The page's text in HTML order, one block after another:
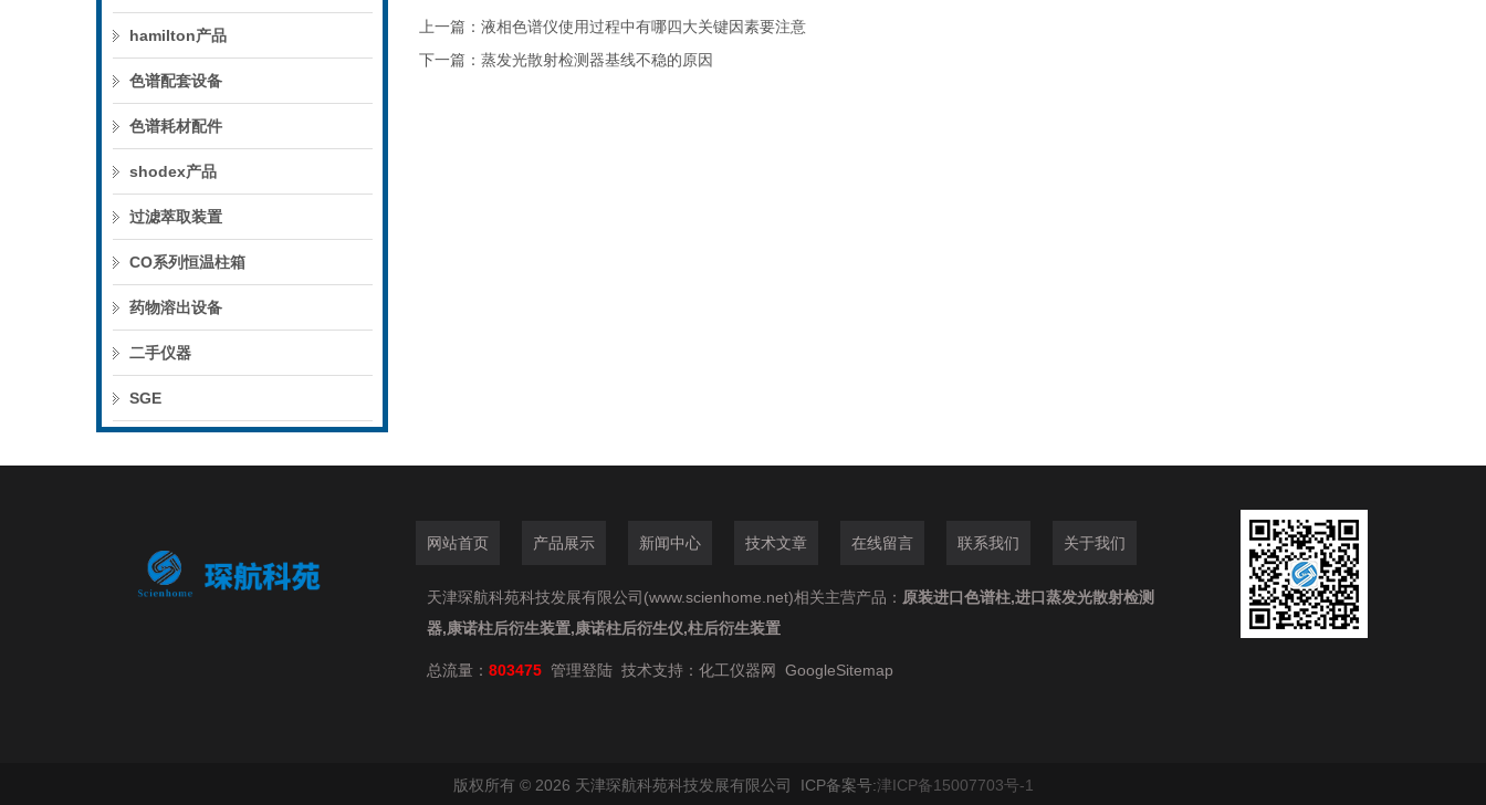
hamilton产品
色谱配套设备
色谱耗材配件
shodex产品
过滤萃取装置
CO系列恒温柱箱
药物溶出设备
二手仪器
SGE
上一篇： 液相色谱仪使用过程中有哪四大关键因素要注意
下一篇： 蒸发光散射检测器基线不稳的原因
网站首页 产品展示 新闻中心 技术文章 在线留言 联系我们 关于我们
天津琛航科苑科技发展有限公司(www.scienhome.net)相关主营产品： 原装进口色谱柱,进口蒸发光散射检测
器,康诺柱后衍生装置,康诺柱后衍生仪,柱后衍生装置
总流量： 803475 管理登陆 技术支持： 化工仪器网 GoogleSitemap
版权所有 © 2026 天津琛航科苑科技发展有限公司 ICP备案号:津ICP备15007703号-1